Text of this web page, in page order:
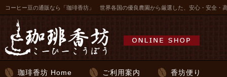
コーヒー豆の通販なら「珈琲香坊」 世界各国の優良農園から厳選した、安心・安全・
珈琲香坊 Home ご利用案内 香坊便り